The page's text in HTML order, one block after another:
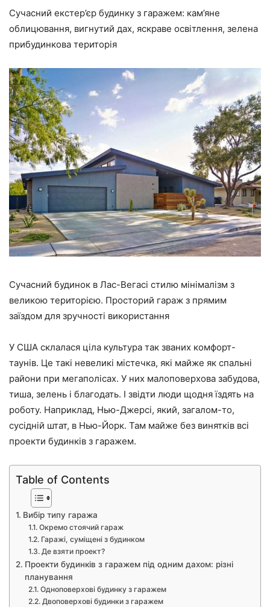
Сучасний екстер’єр будинку з гаражем: кам’яне
облицювання, вигнутий дах, яскраве освітлення, зелена
прибудинкова територія
Сучасний будинок в Лас-Вегасі стилю мінімалізм з
великою територією. Просторий гараж з прямим
заїздом для зручності використання
У США склалася ціла культура так званих комфорт-
таунів. Це такі невеликі містечка, які майже як спальні
райони при мегаполісах. У них малоповерхова забудова,
тиша, зелень і благодать. І звідти люди щодня їздять на
роботу. Наприклад, Нью-Джерсі, який, загалом-то,
сусідній штат, в Нью-Йорк. Там майже без винятків всі
проекти будинків з гаражем.
Table of Contents
Вибір типу гаража
Окремо стоячий гараж
Гаражі, суміщені з будинком
Де взяти проект?
Проекти будинків з гаражем під одним дахом: різні
планування
Одноповерхові будинку з гаражем
Двоповерхові будинки з гаражем